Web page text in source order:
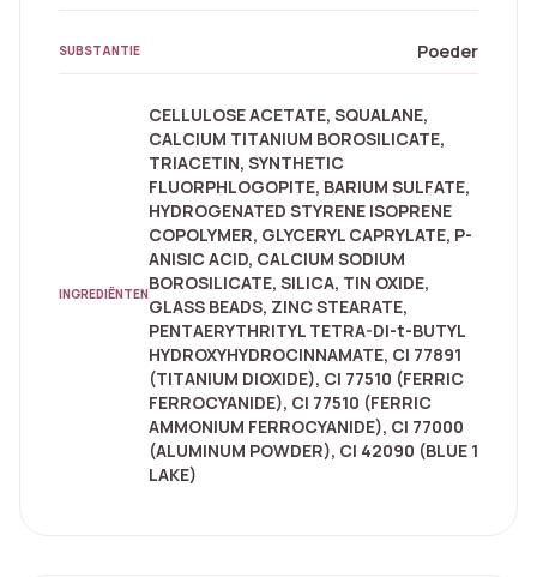
SUBSTANTIE Poeder
INGREDIËNTEN
CELLULOSE ACETATE, SQUALANE,
CALCIUM TITANIUM BOROSILICATE,
TRIACETIN, SYNTHETIC
FLUORPHLOGOPITE, BARIUM SULFATE,
HYDROGENATED STYRENE ISOPRENE
COPOLYMER, GLYCERYL CAPRYLATE, P-
ANISIC ACID, CALCIUM SODIUM
BOROSILICATE, SILICA, TIN OXIDE,
GLASS BEADS, ZINC STEARATE,
PENTAERYTHRITYL TETRA-DI-t-BUTYL
HYDROXYHYDROCINNAMATE, CI 77891
(TITANIUM DIOXIDE), CI 77510 (FERRIC
FERROCYANIDE), CI 77510 (FERRIC
AMMONIUM FERROCYANIDE), CI 77000
(ALUMINUM POWDER), CI 42090 (BLUE 1
LAKE)